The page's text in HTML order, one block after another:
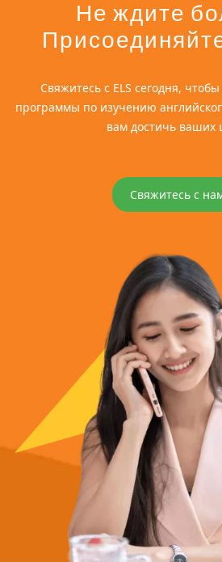
Не ждите
Свяжитесь с ELS сегодня,
программы по изучению
вам достичь ваших
Свяжитесь с